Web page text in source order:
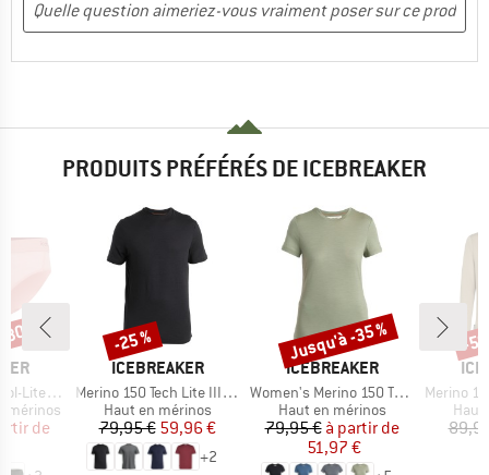
PRODUITS PRÉFÉRÉS DE ICEBREAKER
Hipster
mérinos
réduit
de
%
MARQUE
ICEBREAKER
Article
Merino 150 Tech Lite III S/S Tee
Product group
Haut en mérinos
Prix
79,95 €Prix réduit
59,96 €
+2
Remise
-25 %
MARQUE
ICEBREAKER
Article
Women's Merino 150 Tech Lite III S/S Tee
Product group
Haut en mérinos
Prix
79,95 € Prix réduit
à partir de
51,97 €
Remise
Jusqu'à -35 %
Article
Merino 125 Cool-
Haut
-